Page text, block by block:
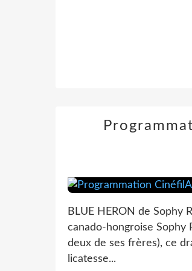
BLUE HERON de Sophy
canado-hongroise Sophy
deux de ses frères), ce
licatesse...